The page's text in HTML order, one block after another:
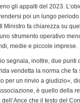
gli appalti del 2023.
poi un lungo
Ministro fa chiarezza su
strumento operativo
medie e piccole imprese.
segnala, inoltre, due punti
vendetta la norma che fa
per un rinvio a giudizio»,
è quello della
che il testo del